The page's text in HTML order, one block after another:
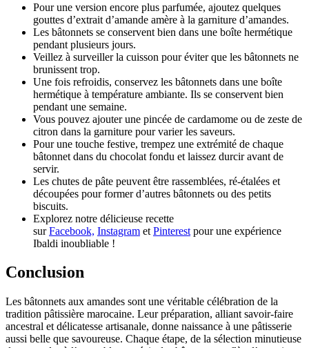
Pour une version encore plus parfumée, ajoutez quelques
gouttes d’extrait d’amande amère à la garniture d’amandes.
Les bâtonnets se conservent bien dans une boîte hermétique
pendant plusieurs jours.
Veillez à surveiller la cuisson pour éviter que les bâtonnets ne
brunissent trop.
Une fois refroidis, conservez les bâtonnets dans une boîte
hermétique à température ambiante. Ils se conservent bien
pendant une semaine.
Vous pouvez ajouter une pincée de cardamome ou de zeste de
citron dans la garniture pour varier les saveurs.
Pour une touche festive, trempez une extrémité de chaque
bâtonnet dans du chocolat fondu et laissez durcir avant de
servir.
Les chutes de pâte peuvent être rassemblées, ré-étalées et
découpées pour former d’autres bâtonnets ou des petits
biscuits.
Explorez notre délicieuse recette
surFacebook, Instagram et Pinterest pour une expérience
Ibaldi inoubliable !
Conclusion
Les bâtonnets aux amandes sont une véritable célébration de la
tradition pâtissière marocaine. Leur préparation, alliant savoir-faire
ancestral et délicatesse artisanale, donne naissance à une pâtisserie
aussi belle que savoureuse. Chaque étape, de la sélection minutieuse